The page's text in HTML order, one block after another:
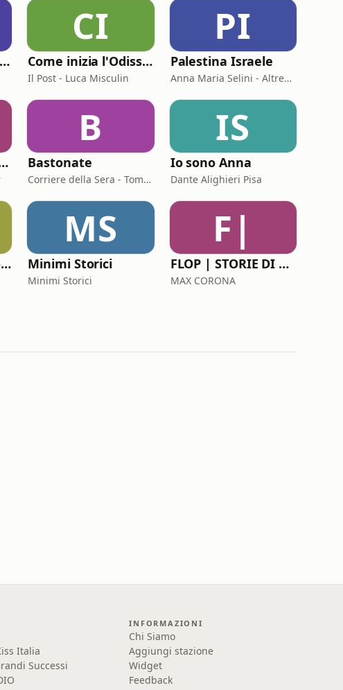
La Nave dei Folli | Oltre la ragione
CI
Come inizia l'Odissea
Il Post - Luca Misculin
PI
Palestina Israele
Anna Maria Selini - Altreconomia
8 agosto Marcinelle
B
Bastonate
Corriere della Sera - Tommaso Pellizzari
IS
Io sono Anna
Dante Alighieri Pisa
Italian Time Zone - L'italiano con la storia
MS
Minimi Storici
Minimi Storici
F|
FLOP | STORIE DI BRAND
MAX CORONA
Italia
Successi
INFORMAZIONI
Chi Siamo
Aggiungi stazione
Widget
Feedback